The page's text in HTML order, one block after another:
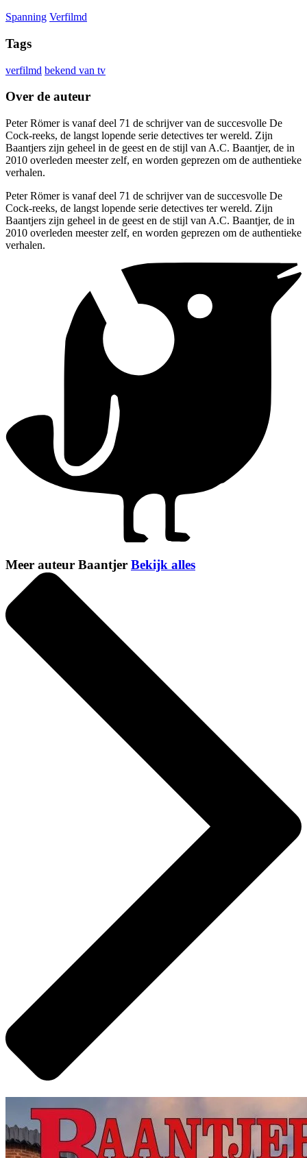
Spanning Verfilmd
Tags
verfilmd bekend van tv
Over de auteur
Peter Römer is vanaf deel 71 de schrijver van de succesvolle De
Cock-reeks, de langst lopende serie detectives ter wereld. Zijn
Baantjers zijn geheel in de geest en de stijl van A.C. Baantjer, de in
2010 overleden meester zelf, en worden geprezen om de authentieke
verhalen.
Peter Römer is vanaf deel 71 de schrijver van de succesvolle De
Cock-reeks, de langst lopende serie detectives ter wereld. Zijn
Baantjers zijn geheel in de geest en de stijl van A.C. Baantjer, de in
2010 overleden meester zelf, en worden geprezen om de authentieke
verhalen.
Meer auteur Baantjer Bekijk alles